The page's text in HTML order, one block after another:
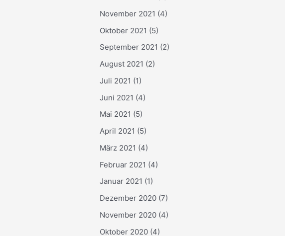
November 2021 (4)
Oktober 2021 (5)
September 2021 (2)
August 2021 (2)
Juli 2021 (1)
Juni 2021 (4)
Mai 2021 (5)
April 2021 (5)
März 2021 (4)
Februar 2021 (4)
Januar 2021 (1)
Dezember 2020 (7)
November 2020 (4)
Oktober 2020 (4)